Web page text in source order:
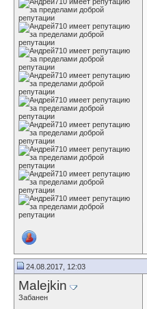
24.08.2017, 12:03
Malejkin
Забанен